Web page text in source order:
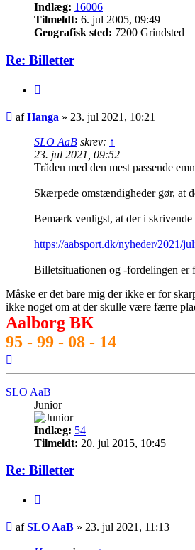
Indlæg: 16006
Tilmeldt: 6. jul 2005, 09:49
Geografisk sted: 7200 Grindsted
Re: Billetter
Indlæg
afHanga » 23. jul 2021, 10:21
SLO AaB skrev: ↑
23. jul 2021, 09:52
Tråden med den mest passende
Skærpede omstændigheder gør, at
Bemærk venligst, at der i
https://aabsport.dk/nyheder/2021/
Billetsituationen og -fordelingen er
Måske er det bare mig der ikke er for
ikke noget om at der skulle være færre
Aalborg BK
95 - 99 - 08 - 14
SLO AaB
Junior
Indlæg: 54
Tilmeldt: 20. jul 2015, 10:45
Re: Billetter
Indlæg
afSLO AaB » 23. jul 2021, 11:13